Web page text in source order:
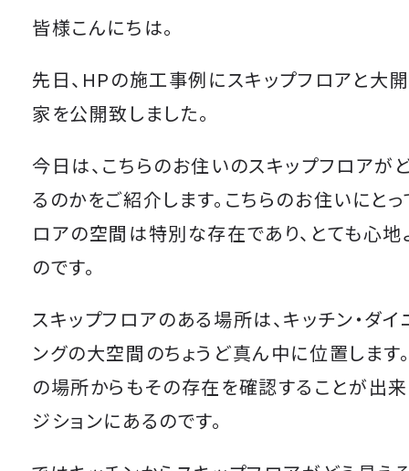
皆様こんにちは。
先日、HPの施工事例にスキップフロアと大
家を公開致しました。
今日は、こちらのお住いのスキップフロアが
るのかをご紹介します。こちらのお住いにと
ロアの空間は特別な存在であり、とても心
のです。
スキップフロアのある場所は、キッチン・ダイ
ングの大空間のちょうど真ん中に位置します
の場所からもその存在を確認することが出
ジションにあるのです。